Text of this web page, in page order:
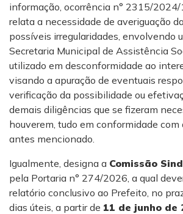
informação, ocorrência n° 2315/
relata a necessidade de averiguação
possíveis irregularidades, envolvendo
Secretaria Municipal de Assistência
utilizado em desconformidade ao
visando a apuração de eventuais
verificação da possibilidade ou
demais diligências que se fizeram
houverem, tudo em conformidade com
antes mencionado.
Igualmente, designa a Comissão
pela Portaria n° 274/2026, a qual
relatório conclusivo ao Prefeito, no
dias úteis, a partir de 11 de junho de